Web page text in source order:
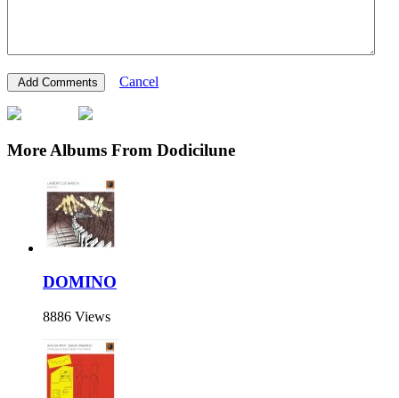
Cancel
More Albums From Dodicilune
DOMINO
8886 Views